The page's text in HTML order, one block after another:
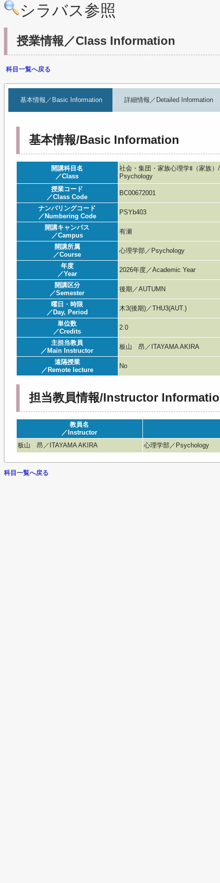
シラバス参照
授業情報／Class Information
科目一覧へ戻る
基本情報／Basic Information 詳細情報／Detailed Information
基本情報/Basic Information
開講科目名
／Class
社会・集団・家族心理学Ⅱ（家族
Psychology
授業コード
／Class Code
BC00672001
ナンバリングコード
／Numbering Code
PSYb403
開講キャンパス
／Campus
有瀬
開講所属
／Course
心理学部／Psychology
年度
／Year
2026年度／Academic Year
開講区分
／Semester
後期／AUTUMN
曜日・時限
／Day, Period
木3(後期)／THU3(AUT.)
単位数
／Credits
2.0
主担当教員
／Main Instructor
板山 昂／ITAYAMA AKIRA
遠隔授業
／Remote lecture
No
担当教員情報/Instructor
教員名
／Instructor
板山 昂／ITAYAMA AKIRA
心理学部／Psychology
科目一覧へ戻る